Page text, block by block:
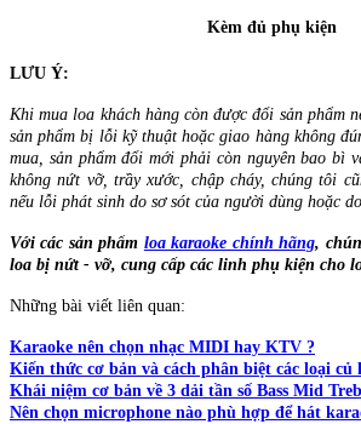
Kèm đủ phụ kiện
LƯU Ý:
Khi mua loa khách hàng còn được đổi sản phẩm
sản phẩm bị lỗi kỹ thuật hoặc giao hàng không
mua, sản phẩm đổi mới phải còn nguyên bao bì
không nứt vỡ, trầy xước, chập cháy, chúng tôi
nếu lỗi phát sinh do sơ sót của người dùng hoặc
Với các sản phẩm loa karaoke chính hãng,
loa bị nứt - vỡ, cung cấp các linh phụ kiện cho
Những bài viết liên quan:
Karaoke nên chọn nhạc MIDI hay KTV ?
Kiến thức cơ bản và cách phân biệt các loại củ
Khái niệm cơ bản về 3 dải tần số Bass Mid
Nên chọn microphone nào phù hợp để hát